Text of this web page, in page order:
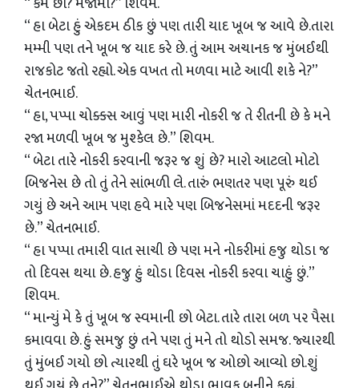
“ હા બેટા હું એકદમ ઠીક છું પણ તારી યાદ ખૂબ જ આવે છે.તારા
મમ્મી પણ તને ખૂબ જ યાદ કરે છે. તું આમ અચાનક જ મુંબઈથી
રાજકોટ જતો રહ્યો. એક વખત તો મળવા માટે આવી શકે ને?”
ચેતનભાઈ.
“ હા, પપ્પા ચોક્કસ આવું પણ મારી નોકરી જ તે રીતની છે કે મને
રજા મળવી ખૂબ જ મુશ્કેલ છે.” શિવમ.
“ બેટા તારે નોકરી કરવાની જરૂર જ શું છે? મારો આટલો મોટો
બિજનેસ છે તો તું તેને સાંભળી લે. તારું ભણતર પણ પૂરું થઈ
ગયું છે અને આમ પણ હવે મારે પણ બિજનેસમાં મદદની જરૂર
છે.” ચેતનભાઈ.
“ હા પપ્પા તમારી વાત સાચી છે પણ મને નોકરીમાં હજુ થોડા જ
તો દિવસ થયા છે. હજુ હું થોડા દિવસ નોકરી કરવા ચાહું છું.”
શિવમ.
“ માન્યું મે કે તું ખૂબ જ સ્વમાની છો બેટા. તારે તારા બળ પર પૈસા
કમાવવા છે. હું સમજુ છું તને પણ તું મને તો થોડો સમજ. જ્યારથી
તું મુંબઈ ગયો છો ત્યારથી તું ઘરે ખૂબ જ ઓછો આવ્યો છો.શું